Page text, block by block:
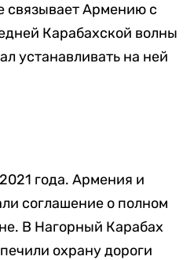
связывает Армению с
Карабахской волны
устанавливать на ней
года. Армения и
соглашение о полном
В Нагорный Карабах
охрану дороги